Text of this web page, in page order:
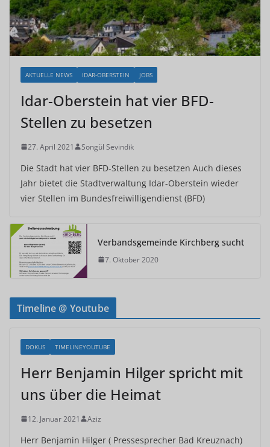
AKTUELLE NEWS IDAR-OBERSTEIN JOBS
Idar-Oberstein hat vier BFD-
Stellen zu besetzen
27. April 2021 Songül Sevindik
Die Stadt hat vier BFD-Stellen zu besetzen Auch dieses
Jahr bietet die Stadtverwaltung Idar-Oberstein wieder
vier Stellen im Bundesfreiwilligendienst (BFD)
Verbandsgemeinde Kirchberg sucht
7. Oktober 2020
Timeline @ Youtube
DOKUS TIMELINEYOUTUBE
Herr Benjamin Hilger spricht mit
uns über die Heimat
12. Januar 2021 Aziz
Herr Benjamin Hilger ( Pressesprecher Bad Kreuznach)